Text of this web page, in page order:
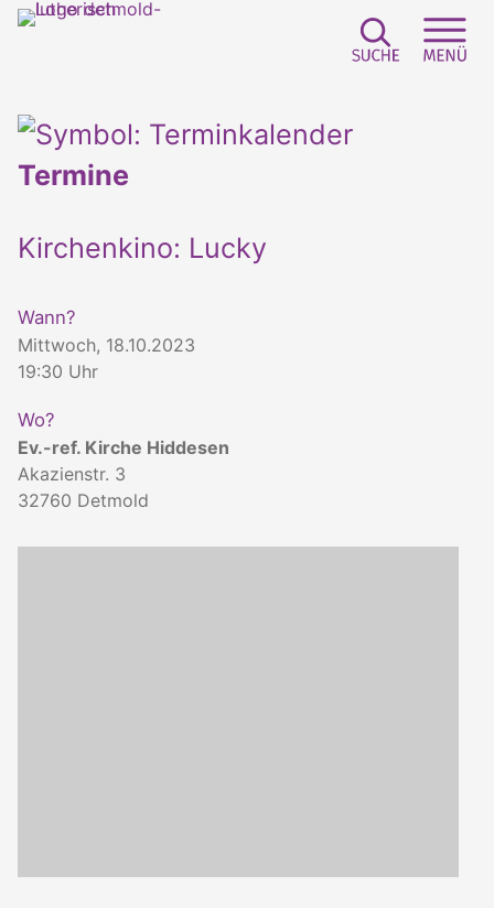
Termine
Kirchenkino: Lucky
Wann?
Mittwoch, 18.10.2023
19:30 Uhr
Wo?
Ev.-ref. Kirche Hiddesen
Akazienstr. 3
32760 Detmold